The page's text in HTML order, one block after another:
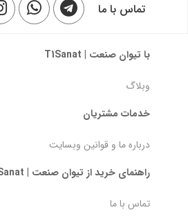
تماس با ما
با تیوان صنعت | T1Sanat
وبلاگ
خدمات مشتریان
درباره ما و قوانین وبسایت
راهنمای خرید از تیوان صنعت | T1Sanat
تماس با ما